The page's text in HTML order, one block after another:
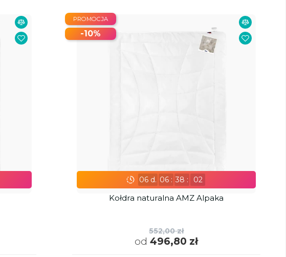
06 d. 06 : 38 : 01
Kołdra naturalna AMZ Alpaka
552,00 zł
od 496,80 zł
PROMOCJA
-10%